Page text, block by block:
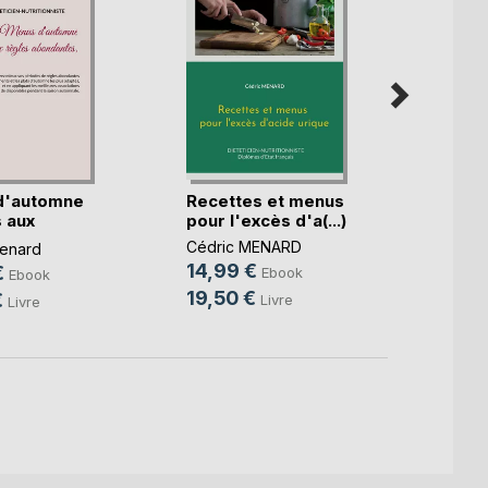
aux
Ebook
Livre
Recettes et menus
pour l'excès d'a(...)
Cédric MENARD
14,99 € Ebook
19,50 € Livre